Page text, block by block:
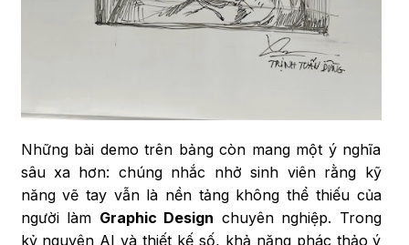
Những bài demo trên bảng còn mang một ý nghĩa
sâu xa hơn: chúng nhắc nhở sinh viên rằng kỹ
năng vẽ tay vẫn là nền tảng không thể thiếu của
người làm Graphic Design chuyên nghiệp. Trong
kỷ nguyên AI và thiết kế số, khả năng phác thảo ý